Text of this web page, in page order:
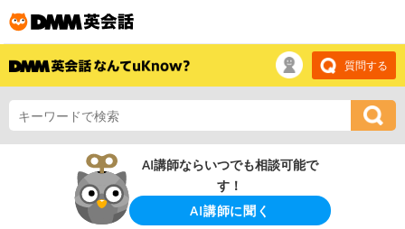
質問する
AI講師ならいつでも相談可能で
す！
AI講師に聞く